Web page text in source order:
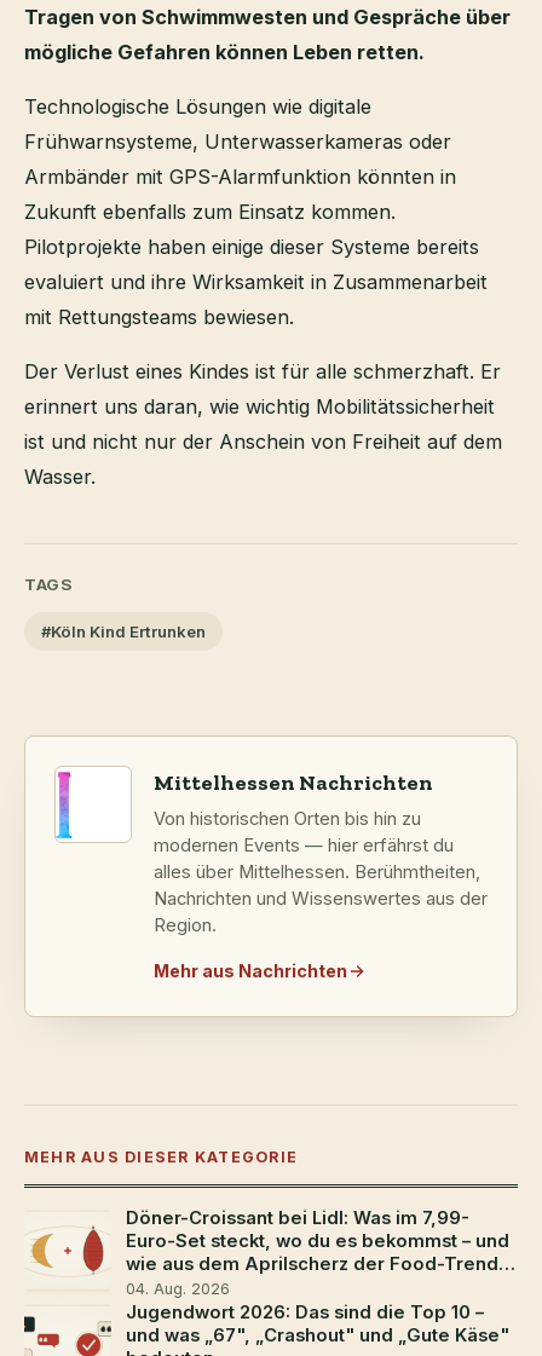
Tragen von Schwimmwesten und Gespräche über
mögliche Gefahren können Leben retten.
Technologische Lösungen wie digitale
Frühwarnsysteme, Unterwasserkameras oder
Armbänder mit GPS-Alarmfunktion könnten in
Zukunft ebenfalls zum Einsatz kommen.
Pilotprojekte haben einige dieser Systeme bereits
evaluiert und ihre Wirksamkeit in Zusammenarbeit
mit Rettungsteams bewiesen.
Der Verlust eines Kindes ist für alle schmerzhaft. Er
erinnert uns daran, wie wichtig Mobilitätssicherheit
ist und nicht nur der Anschein von Freiheit auf dem
Wasser.
TAGS
#Köln Kind Ertrunken
Mittelhessen Nachrichten
Von historischen Orten bis hin zu
modernen Events — hier erfährst du
alles über Mittelhessen. Berühmtheiten,
Nachrichten und Wissenswertes aus der
Region.
Mehr aus Nachrichten
MEHR AUS DIESER KATEGORIE
Döner-Croissant bei Lidl: Was im 7,99-
Euro-Set steckt, wo du es bekommst – und
wie aus dem Aprilscherz der Food-Trend
2026 wurde
04. Aug. 2026
Jugendwort 2026: Das sind die Top 10 –
und was „67", „Crashout" und „Gute Käse"